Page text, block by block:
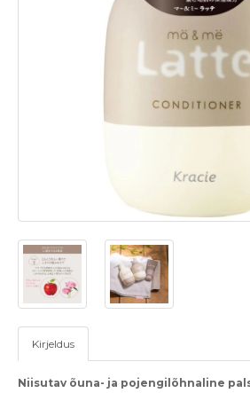
Kirjeldus
Niisutav õuna- ja pojengilõhnaline